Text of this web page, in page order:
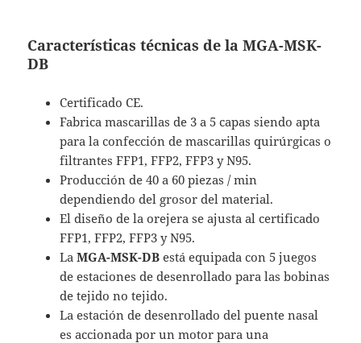
Características técnicas de la MGA-MSK-
DB
Certificado CE.
Fabrica mascarillas de 3 a 5 capas siendo apta
para la confección de mascarillas quirúrgicas o
filtrantes FFP1, FFP2, FFP3 y N95.
Producción de 40 a 60 piezas / min
dependiendo del grosor del material.
El diseño de la orejera se ajusta al certificado
FFP1, FFP2, FFP3 y N95.
LaMGA-MSK-DB está equipada con 5 juegos
de estaciones de desenrollado para las bobinas
de tejido no tejido.
La estación de desenrollado del puente nasal
es accionada por un motor para una